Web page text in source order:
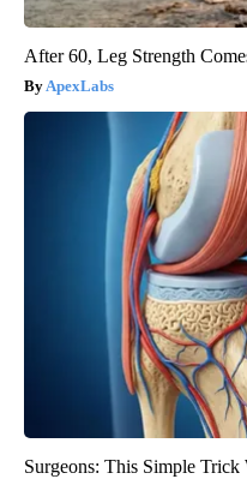
After 60, Leg Strength
ApexLabs
Surgeons: This Simple